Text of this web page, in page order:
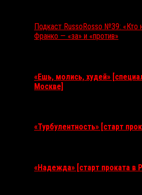
Подкаст RussoRosso №39: «Кто
Франко — «за» и «против»
«Ешь, молись, худей»
Москве]
«Турбулентность» [старт
«Надежда» [старт проката в